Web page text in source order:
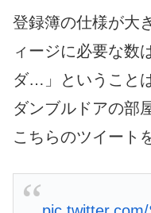
登録簿の仕様が大
ィージに必要な数
ダ…」ということ
ダンブルドアの部
こちらのツイート